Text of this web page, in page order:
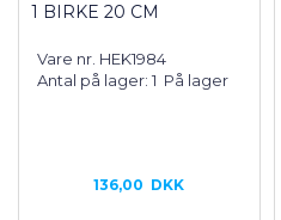
1 BIRKE 20 CM
Vare nr. HEK1984
Antal på lager: 1 På lager
136,00 DKK